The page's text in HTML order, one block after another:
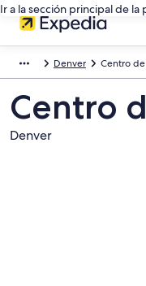
Ir a la sección principal de la
Denver Centro
Centro
Denver